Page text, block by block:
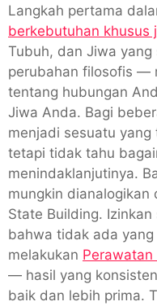
Langkah pertama
berkebutuhan khusus
Tubuh, dan Jiwa
perubahan filosofis —
tentang hubungan
Jiwa Anda. Bagi
menjadi sesuatu
tetapi tidak tahu
menindaklanjutinya.
mungkin dianalogikan
State Building.
bahwa tidak ada
melakukan
— hasil yang
baik dan lebih prima.